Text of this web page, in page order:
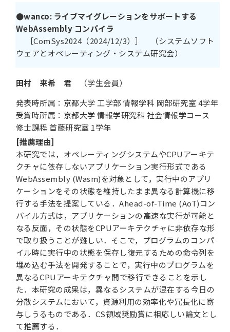
●wanco: ライブマイグレーションをサポートする
WebAssembly コンパイラ
［ComSys2024（2024/12/3）］ （システムソフト
ウェアとオペレーティング・システム研究会）
田村 来希 君 （学生会員）
発表時所属：京都大学 工学部 情報学科 岡部研究室 4学年
受賞時所属：京都大学 情報学研究科 社会情報学コース
修士課程 首藤研究室 1学年
[推薦理由]
本研究では，オペレーティングシステムやCPUアーキテ
クチャに依存しないアプリケーション実行形式である
WebAssembly (Wasm)を対象として，実行中のアプリ
ケーションをその状態を維持したまま異なる計算機に移
行する手法を提案している．Ahead-of-Time (AoT)コン
パイル方式は，アプリケーションの高速な実行が可能と
なる反面，その状態をCPUアーキテクチャに非依存な形
で取り扱うことが難しい．そこで，プログラムのコンパ
イル時に実行中の状態を保存し復元するための命令列を
埋め込む手法を開発することで，実行中のプログラムを
異なるCPUアーキテクチャ間で移行できることを示し
た．本研究の成果は，異なるシステムが混在する今日の
分散システムにおいて，資源利用の効率化や冗長化に寄
与しうるものである．CS領域奨励賞に相応しい論文とし
て推薦する．